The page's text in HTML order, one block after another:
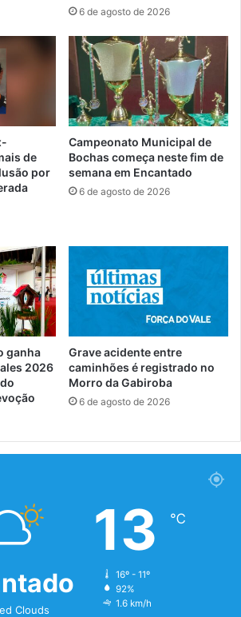
6 de agosto de 2026
de
por
Campeonato Municipal de
Bochas começa neste fim de
semana em Encantado
6 de agosto de 2026
ganha
2026
Grave acidente entre
caminhões é registrado no
Morro da Gabiroba
6 de agosto de 2026
Clouds
13 ℃
16º - 11º
92%
1.6 km/h